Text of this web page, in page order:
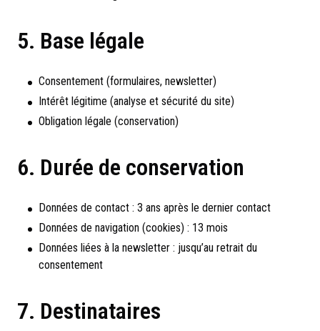
5. Base légale
Consentement (formulaires, newsletter)
Intérêt légitime (analyse et sécurité du site)
Obligation légale (conservation)
6. Durée de conservation
Données de contact : 3 ans après le dernier contact
Données de navigation (cookies) : 13 mois
Données liées à la newsletter : jusqu’au retrait du
consentement
7. Destinataires